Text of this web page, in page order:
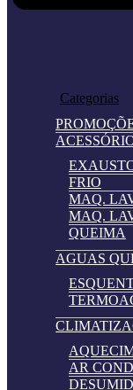
Categorias
FRIO
MAQ.
MAQ.
QUEIMA
AGUAS
AR